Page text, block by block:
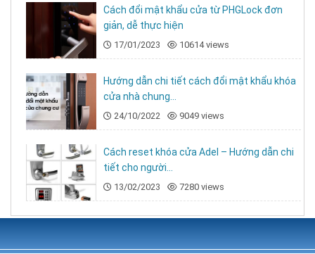
Cách đổi mật khẩu cửa từ PHGLock đơn
giản, dễ thực hiện
17/01/2023 10614 views
Hướng dẫn chi tiết cách đổi mật khẩu khóa
cửa nhà chung...
24/10/2022 9049 views
Cách reset khóa cửa Adel – Hướng dẫn chi
tiết cho người...
13/02/2023 7280 views